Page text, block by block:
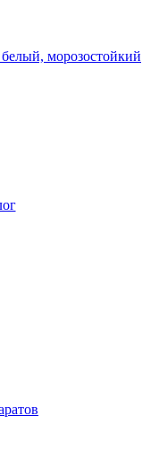
морозостойкий